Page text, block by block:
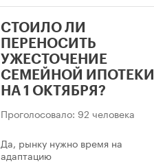
СТОИЛО ЛИ
ПЕРЕНОСИТЬ
УЖЕСТОЧЕНИЕ
СЕМЕЙНОЙ ИПОТЕКИ
НА 1 ОКТЯБРЯ?
Проголосовало: 92 человека
Да, рынку нужно время на
адаптацию